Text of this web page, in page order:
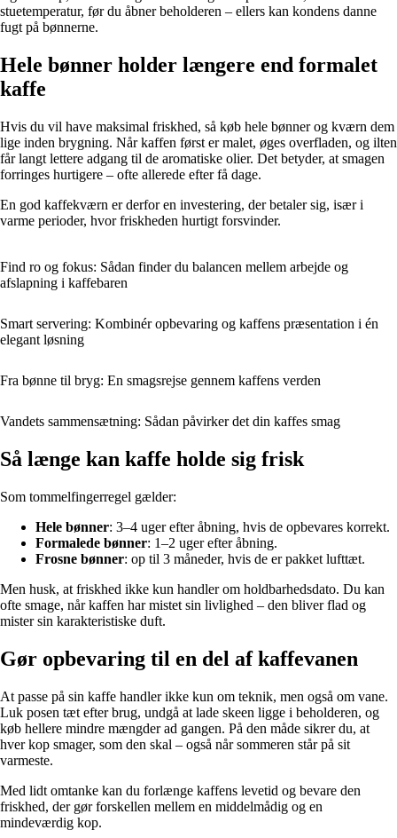
stuetemperatur, før du åbner beholderen – ellers kan kondens danne
fugt på bønnerne.
Hele bønner holder længere end formalet
kaffe
Hvis du vil have maksimal friskhed, så køb hele bønner og kværn dem
lige inden brygning. Når kaffen først er malet, øges overfladen, og ilten
får langt lettere adgang til de aromatiske olier. Det betyder, at smagen
forringes hurtigere – ofte allerede efter få dage.
En god kaffekværn er derfor en investering, der betaler sig, især i
varme perioder, hvor friskheden hurtigt forsvinder.
Find ro og fokus: Sådan finder du balancen mellem arbejde og
afslapning i kaffebaren
Smart servering: Kombinér opbevaring og kaffens præsentation i én
elegant løsning
Fra bønne til bryg: En smagsrejse gennem kaffens verden
Vandets sammensætning: Sådan påvirker det din kaffes smag
Så længe kan kaffe holde sig frisk
Som tommelfingerregel gælder:
Hele bønner: 3–4 uger efter åbning, hvis de opbevares korrekt.
Formalede bønner: 1–2 uger efter åbning.
Frosne bønner: op til 3 måneder, hvis de er pakket lufttæt.
Men husk, at friskhed ikke kun handler om holdbarhedsdato. Du kan
ofte smage, når kaffen har mistet sin livlighed – den bliver flad og
mister sin karakteristiske duft.
Gør opbevaring til en del af kaffevanen
At passe på sin kaffe handler ikke kun om teknik, men også om vane.
Luk posen tæt efter brug, undgå at lade skeen ligge i beholderen, og
køb hellere mindre mængder ad gangen. På den måde sikrer du, at
hver kop smager, som den skal – også når sommeren står på sit
varmeste.
Med lidt omtanke kan du forlænge kaffens levetid og bevare den
friskhed, der gør forskellen mellem en middelmådig og en
mindeværdig kop.